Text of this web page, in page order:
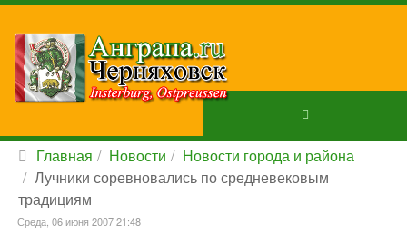
Главная Новости
Новости города и района
Лучники соревновались по средневековым
традициям
Среда, 06 июня 2007 21:48